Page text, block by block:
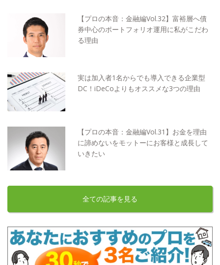
【プロの本音：金融編Vol.32】富裕層へ債
券中心のポートフォリオ運用に私がこだわ
る理由
実は加入者1名からでも導入できる企業型
DC！iDeCoよりもオススメな3つの理由
【プロの本音：金融編Vol.31】お金を理由
に諦めないをモットーにお客様と成長して
いきたい
全ての記事を見る